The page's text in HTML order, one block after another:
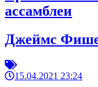
ассамблеи
Джеймс
15.04.2021 23:24